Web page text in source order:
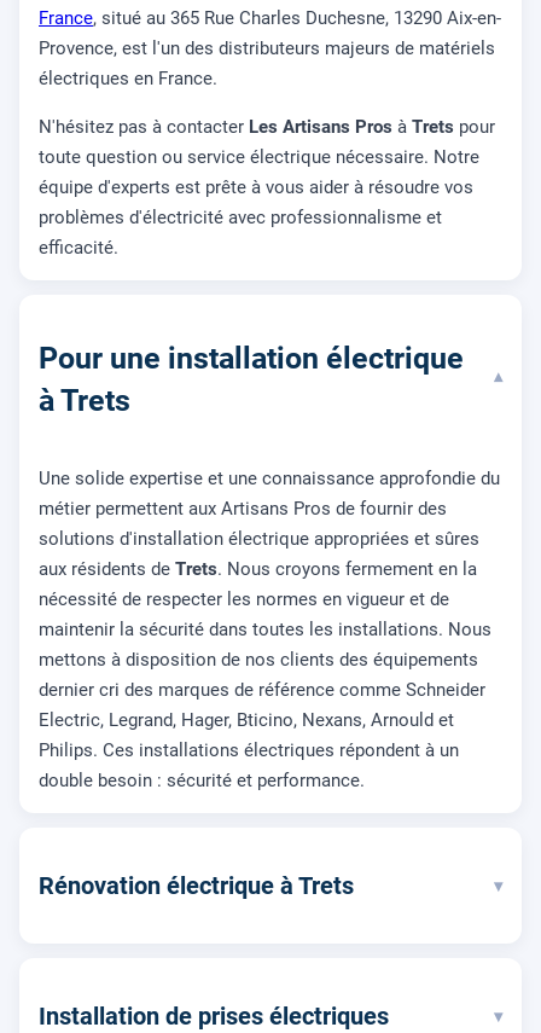
France, situé au 365 Rue Charles Duchesne, 13290 Aix-en-
Provence, est l'un des distributeurs majeurs de matériels
électriques en France.
N'hésitez pas à contacter Les Artisans Pros à Trets pour
toute question ou service électrique nécessaire. Notre
équipe d'experts est prête à vous aider à résoudre vos
problèmes d'électricité avec professionnalisme et
efficacité.
Pour une installation électrique
à Trets
▾
Une solide expertise et une connaissance approfondie du
métier permettent aux Artisans Pros de fournir des
solutions d'installation électrique appropriées et sûres
aux résidents de Trets. Nous croyons fermement en la
nécessité de respecter les normes en vigueur et de
maintenir la sécurité dans toutes les installations. Nous
mettons à disposition de nos clients des équipements
dernier cri des marques de référence comme Schneider
Electric, Legrand, Hager, Bticino, Nexans, Arnould et
Philips. Ces installations électriques répondent à un
double besoin : sécurité et performance.
Rénovation électrique à Trets ▾
Installation de prises électriques ▾